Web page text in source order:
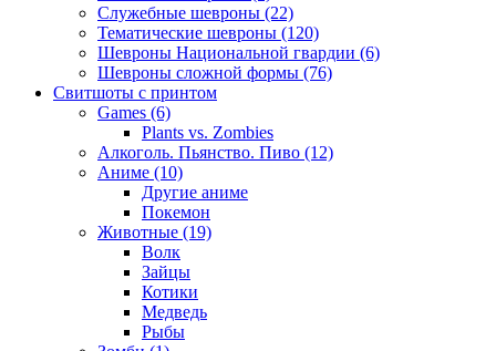
Служебные шевроны (22)
Тематические шевроны (120)
Шевроны Национальной гвардии (6)
Шевроны сложной формы (76)
Свитшоты с принтом
Games (6)
Plants vs. Zombies
Алкоголь. Пьянство. Пиво (12)
Аниме (10)
Другие аниме
Покемон
Животные (19)
Волк
Зайцы
Котики
Медведь
Рыбы